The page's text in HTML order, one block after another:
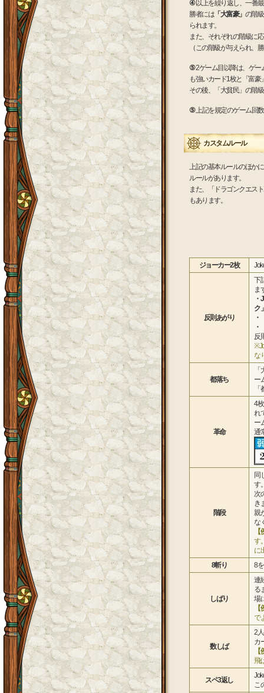
④以上を繰り返し、一番
勝者には「大富豪」 の階
られます。
また、それぞれの階級に
（この階級が与えられ、
⑤2ゲーム目以降は、ゲー
も強いカード1枚と「富
その後、「大貧民」の階
⑤上記を規定のゲーム回
カスタムルール
上記の基本ルールのほか
ルールがあります。
また、「ドラゴンクエス
もあります。
ジョーカー2枚
反則あがり
下
ま
ク
反
な
都落ち
ー
革命
4
れ
ー
通
階段
同
す
次
き
親
な
す
に
8斬り
8
しばり
連
る
場
で
数しば
2
カ
飛
スペ3返し
こ